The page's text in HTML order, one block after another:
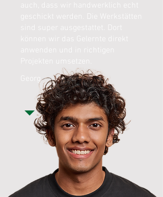
auch, dass wir handwerklich echt
geschickt werden. Die Werkstätten
sind super ausgestattet. Dort
können wir das Gelernte direkt
anwenden und in richtigen
Projekten umsetzen.
Georg